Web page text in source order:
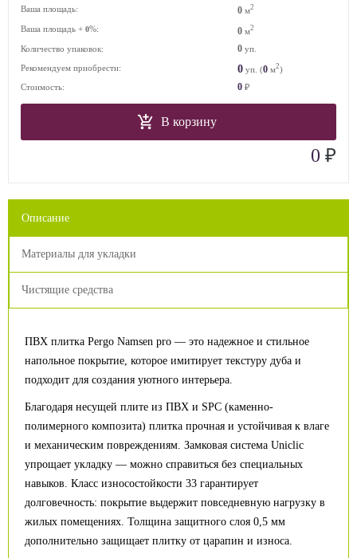
Ваша площадь: 0 м2
Ваша площадь + 0%: 0 м2
Количество упаковок: 0 уп.
Рекомендуем приобрести:
0 уп. (0 м2)
Стоимость:
0 ₽
В корзину
0 ₽
Описание
Материалы для укладки
Чистящие средства
ПВХ плитка Pergo Namsen pro — это надежное и стильное
напольное покрытие, которое имитирует текстуру дуба и
подходит для создания уютного интерьера.
Благодаря несущей плите из ПВХ и SPC (каменно-
полимерного композита) плитка прочная и устойчивая к влаге
и механическим повреждениям. Замковая система Uniclic
упрощает укладку — можно справиться без специальных
навыков. Класс износостойкости 33 гарантирует
долговечность: покрытие выдержит повседневную нагрузку в
жилых помещениях. Толщина защитного слоя 0,5 мм
дополнительно защищает плитку от царапин и износа.